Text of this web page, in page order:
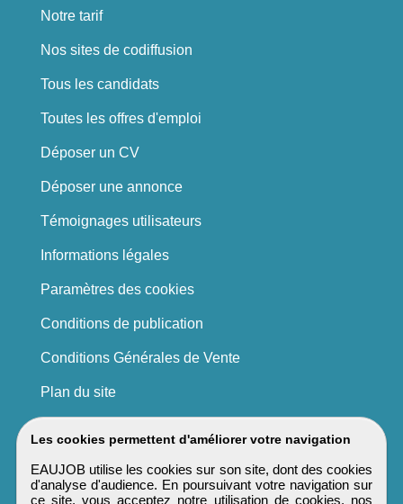
Les cookies permettent d'améliorer votre navigation
EAUJOB utilise les cookies sur son site, dont des cookies
d'analyse d'audience. En poursuivant votre navigation sur
ce site, vous acceptez notre utilisation de cookies, nos
Notre tarif
Nos sites de codiffusion
Tous les candidats
Toutes les offres d'emploi
Déposer un CV
Déposer une annonce
Témoignages utilisateurs
Informations légales
Paramètres des cookies
Conditions de publication
Conditions Générales de Vente
Plan du site